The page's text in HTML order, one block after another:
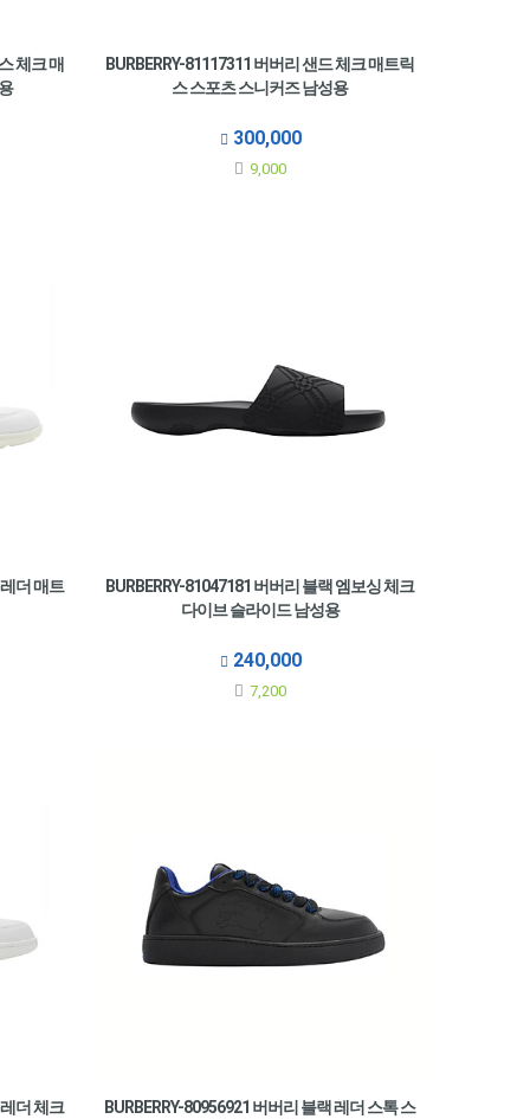
체크 매
BURBERRY-81117311 버버리 샌드 체크 매트릭
스 스포츠 스니커즈 남성용
300,000
9,000
더 매트
BURBERRY-81047181 버버리 블랙 엠보싱 체크
다이브 슬라이드 남성용
240,000
7,200
더 체크
BURBERRY-80956921 버버리 블랙 레더 스톡 스